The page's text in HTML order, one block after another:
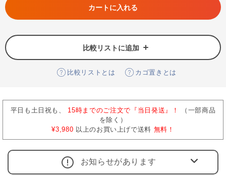
カートに入れる
比較リストに追加
比較リストとは カゴ置きとは
平日も土日祝も、 15時までのご注文で『当日発送』！
（一部商品
を除く）
¥3,980 以上のお買い上げで送料 無料！
お知らせがあります